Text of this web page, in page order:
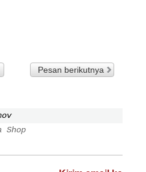
Pesan berikutnya
Shop